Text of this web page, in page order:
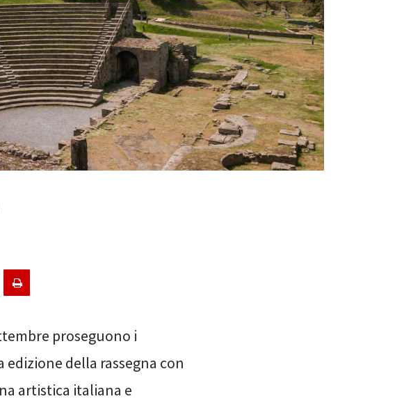
proseguono i
della rassegna con
artistica italiana e